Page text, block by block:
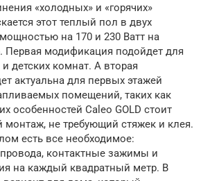
«холодных» и «горячих»
этот теплый пол в двух
на 170 и 230 Ватт на
Первая модификация подойдет для
детских комнат. А вторая
актуальна для первых этажей
помещений, таких как
особенностей Caleo GOLD стоит
монтаж, не требующий стяжек и клея.
есть все необходимое:
контактные зажимы и
на каждый квадратный метр. В